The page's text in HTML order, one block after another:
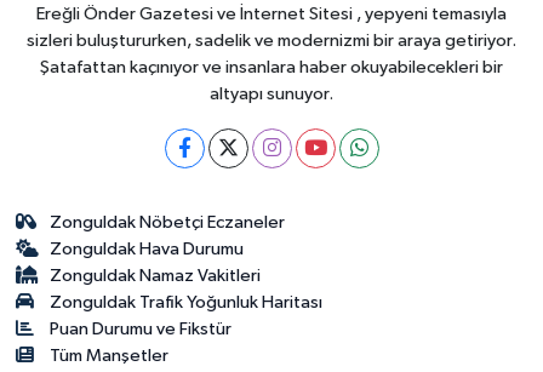
Ereğli Önder Gazetesi ve İnternet Sitesi , yepyeni temasıyla
sizleri buluştururken, sadelik ve modernizmi bir araya getiriyor.
Şatafattan kaçınıyor ve insanlara haber okuyabilecekleri bir
altyapı sunuyor.
Zonguldak Nöbetçi Eczaneler
Zonguldak Hava Durumu
Zonguldak Namaz Vakitleri
Zonguldak Trafik Yoğunluk Haritası
Puan Durumu ve Fikstür
Tüm Manşetler